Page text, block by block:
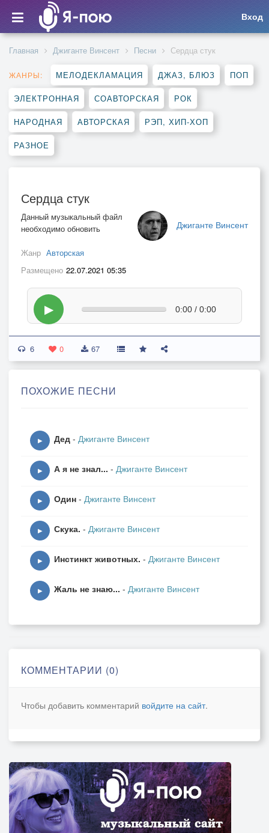
Вход
Главная Джиганте Винсент Песни Сердца стук
ЖАНРЫ: МЕЛОДЕКЛАМАЦИЯ ДЖАЗ, БЛЮЗ ПОП
ЭЛЕКТРОННАЯ СОАВТОРСКАЯ РОК
НАРОДНАЯ АВТОРСКАЯ РЭП, ХИП-ХОП
РАЗНОЕ
Сердца стук
Джиганте Винсент
Данный музыкальный файл
необходимо обновить
Жанр Авторская
Размещено 22.07.2021 05:35
▶ 0:00 / 0:00
6 0 67
ПОХОЖИЕ ПЕСНИ
▶ Дед - Джиганте Винсент
▶ А я не знал... - Джиганте Винсент
▶ Один - Джиганте Винсент
▶ Скука. - Джиганте Винсент
▶ Инстинкт животных. - Джиганте Винсент
▶ Жаль не знаю... - Джиганте Винсент
КОММЕНТАРИИ (0)
Чтобы добавить комментарий войдите на сайт.